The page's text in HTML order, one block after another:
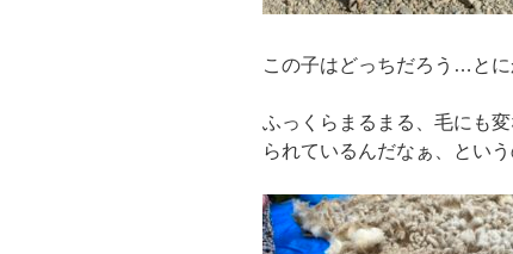
こ の子はどっちだろう…とに
ふっくらまるまる、毛にも
られているんだなぁ、とい